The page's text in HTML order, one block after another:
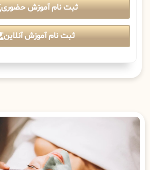
ثبت نام آموزش حضوری
ثبت نام آموزش آنلاین